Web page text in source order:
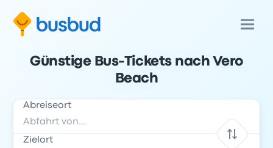
Günstige Bus-Tickets nach Vero
Beach
Abreiseort
Zielort